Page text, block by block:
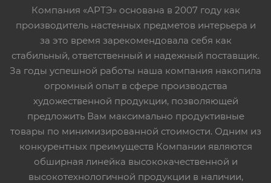
Компания «АРТЭ» основана в 2007 году как
производитель настенных предметов интерьера и
за это время зарекомендовала себя как
стабильный, ответственный и надежный поставщик.
За годы успешной работы наша компания накопила
огромный опыт в сфере производства
художественной продукции, позволяющей
предложить Вам максимально продуктивные
товары по минимизированной стоимости. Одним из
конкурентных преимуществ Компании являются
обширная линейка высококачественной и
высокотехнологичной продукции в наличии,